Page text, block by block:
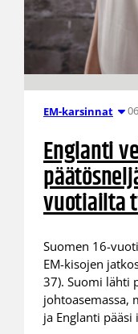
EM-karsinnat
Englanti
vuotiailta
Suomen 16-
EM-kisojen
37). Suomi lähti
johtoasemassa,
ja Englanti pääsi